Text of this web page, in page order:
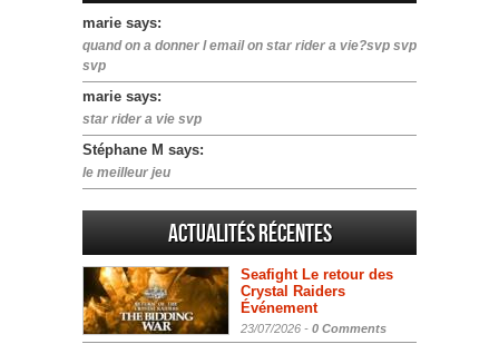
marie says:
quand on a donner l email on star rider a vie?svp svp
svp
marie says:
star rider a vie svp
Stéphane M says:
le meilleur jeu
Actualités Récentes
Seafight Le retour des
Crystal Raiders
Événement
23/07/2026 - 0 Comments